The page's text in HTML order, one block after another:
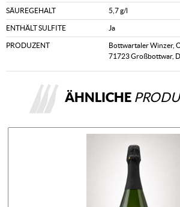
SÄUREGEHALT 5,7 g/l
ENTHÄLT SULFITE Ja
PRODUZENT
Bottwartaler Winzer,
71723 Großbottwar,
ÄHNLICHE